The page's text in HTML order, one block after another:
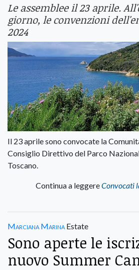
Le assemblee il 23 aprile.
giorno, le convenzioni
2024
Il 23 aprile sono convocate la
Consiglio Direttivo del Parco
Toscano.
Continua a leggereConvocati
Marciana Marina Estate
Sono aperte le
nuovo Summer